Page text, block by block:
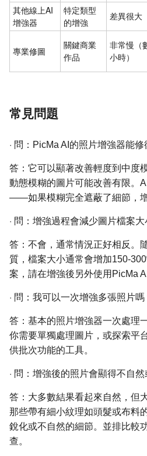
其他線上AI
增強器
特定類型
的增強
差異很大
專業修圖
關鍵商業
作品
非常慢（
小時）
常見問題
· 問：PicMa AI的照片增強器能
答：它可以顯著改善輕度到中度
動態模糊的圖片可能改善有限。
——如果模糊完全遮蔽了細節，增
· 問：增強過程會減少圖片檔案大
答：不會，通常情況正好相反。
質，檔案大小通常會增加150-
案，請在增強後另外使用PicMa
· 問：我可以一次增強多張照片嗎
答：基本的照片增強器一次處理
你需要單獨處理圖片，或探索平
供批次功能的工具。
· 問：增強後的照片會顯得不自然
答：大多數結果看起來自然，
那些帶有細小紋理如頭髮或布
銳化或不自然的細節。並排比較
查。